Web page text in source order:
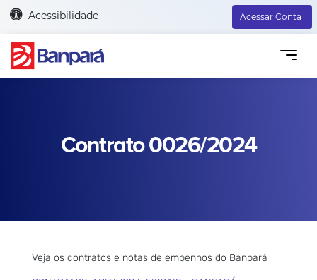
Acessibilidade Acessar Conta
Contrato 0026/2024
Veja os contratos e notas de empenhos do Banpará